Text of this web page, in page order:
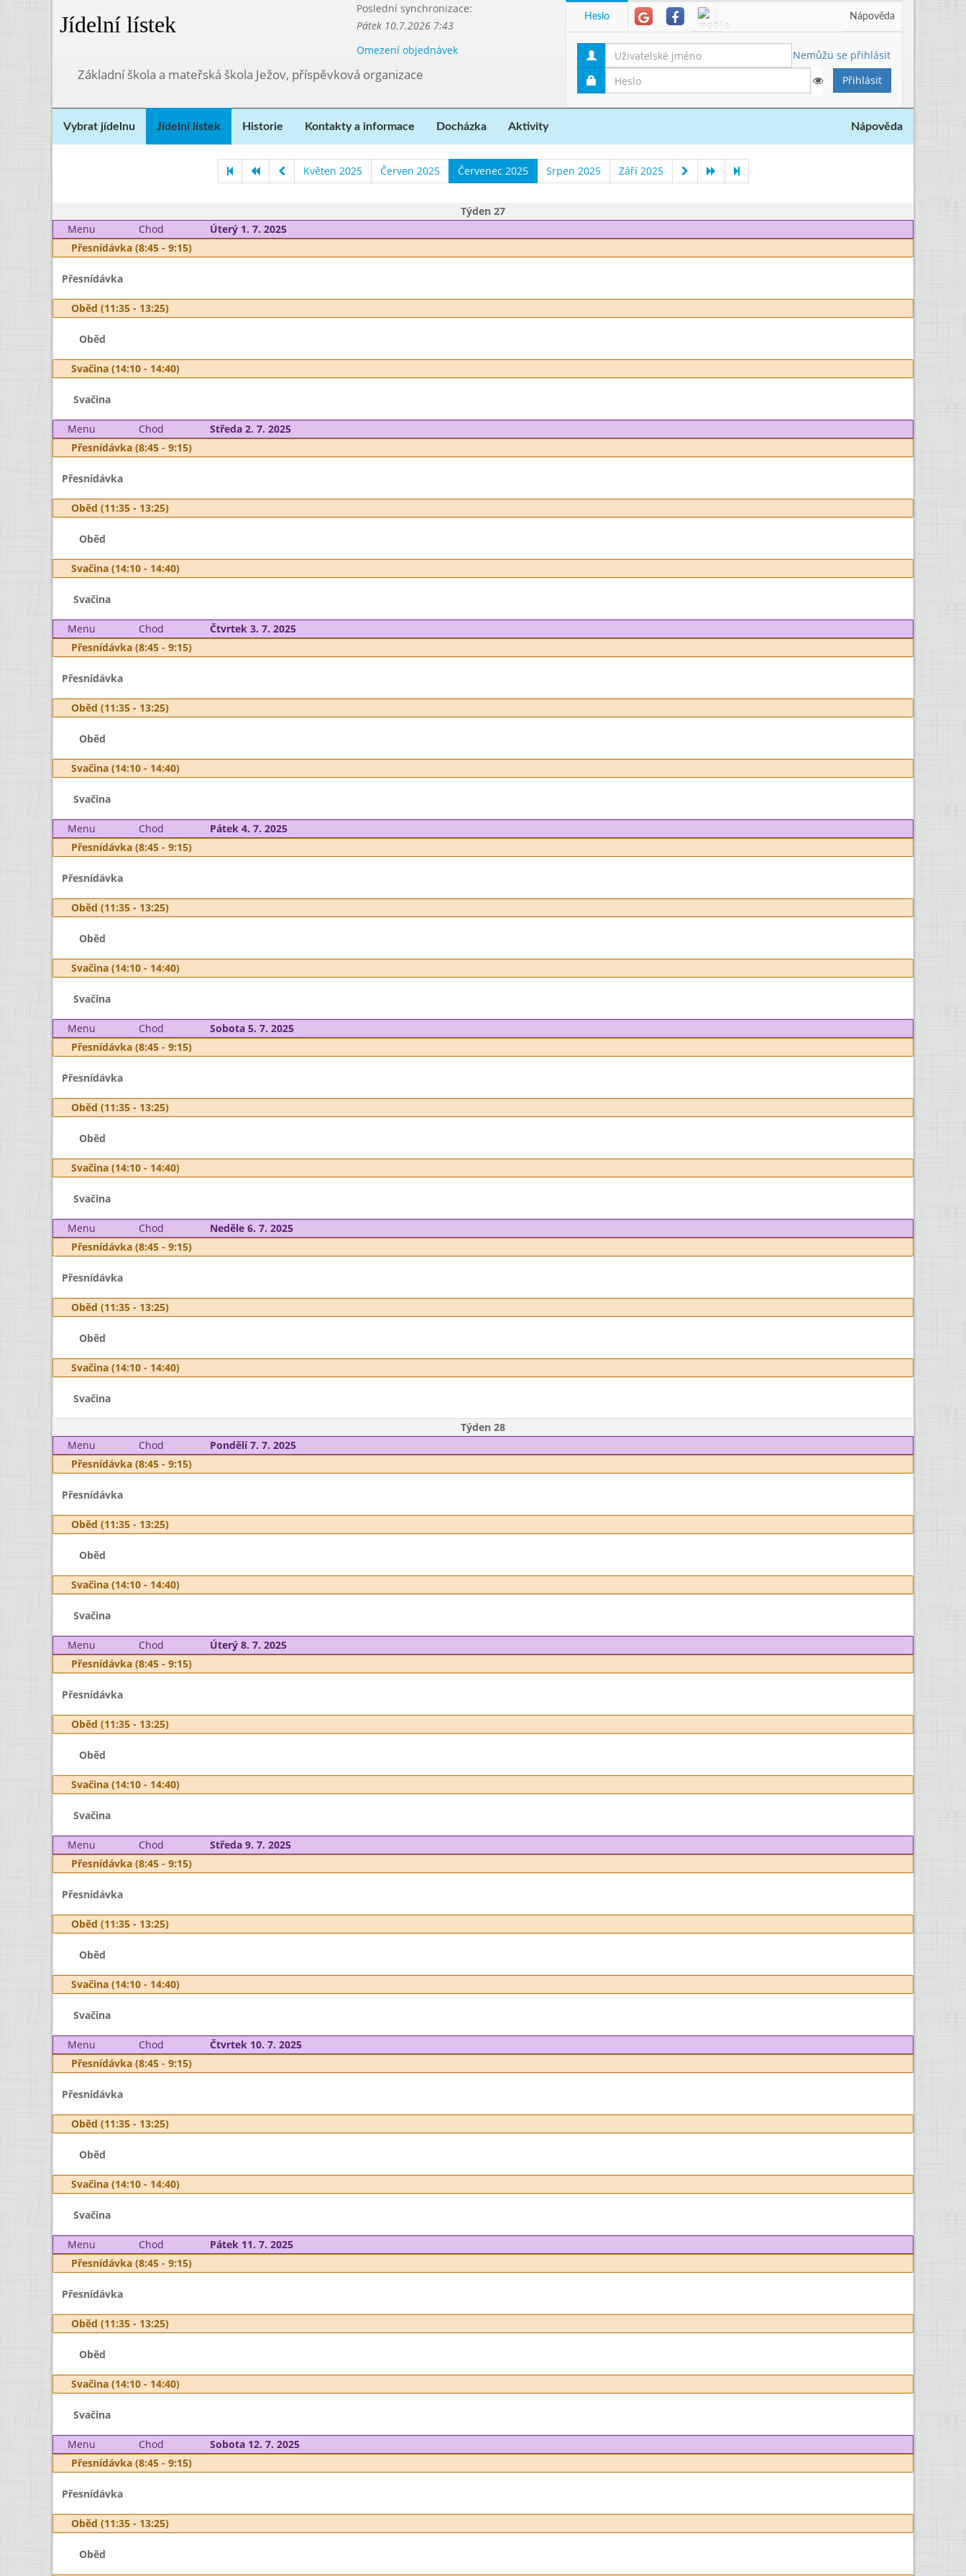
Jídelní lístek
Poslední synchronizace:
Pátek 10.7.2026 7:43
Omezení objednávek
Základní škola a mateřská škola Ježov, příspěvková organizace
Heslo Nápověda
Nemůžu se přihlásit
Vybrat jídelnu Jídelní lístek Historie Kontakty a informace Docházka Aktivity Nápověda
Květen 2025 Červen 2025 Červenec 2025 Srpen 2025 Září 2025
Týden 27
Menu
Chod
Úterý 1. 7. 2025
Přesnídávka (8:45 - 9:15)
Přesnídávka
Oběd (11:35 - 13:25)
Oběd
Svačina (14:10 - 14:40)
Svačina
Menu Chod
Středa 2. 7. 2025
Přesnídávka (8:45 - 9:15)
Přesnídávka
Oběd (11:35 - 13:25)
Oběd
Svačina (14:10 - 14:40)
Svačina
Menu Chod
Čtvrtek 3. 7. 2025
Přesnídávka (8:45 - 9:15)
Přesnídávka
Oběd (11:35 - 13:25)
Oběd
Svačina (14:10 - 14:40)
Svačina
Menu Chod
Pátek 4. 7. 2025
Přesnídávka (8:45 - 9:15)
Přesnídávka
Oběd (11:35 - 13:25)
Oběd
Svačina (14:10 - 14:40)
Svačina
Menu Chod
Sobota 5. 7. 2025
Přesnídávka (8:45 - 9:15)
Přesnídávka
Oběd (11:35 - 13:25)
Oběd
Svačina (14:10 - 14:40)
Svačina
Menu Chod
Neděle 6. 7. 2025
Přesnídávka (8:45 - 9:15)
Přesnídávka
Oběd (11:35 - 13:25)
Oběd
Svačina (14:10 - 14:40)
Svačina
Týden 28
Menu
Chod
Pondělí 7. 7. 2025
Přesnídávka (8:45 - 9:15)
Přesnídávka
Oběd (11:35 - 13:25)
Oběd
Svačina (14:10 - 14:40)
Svačina
Menu Chod
Úterý 8. 7. 2025
Přesnídávka (8:45 - 9:15)
Přesnídávka
Oběd (11:35 - 13:25)
Oběd
Svačina (14:10 - 14:40)
Svačina
Menu Chod
Středa 9. 7. 2025
Přesnídávka (8:45 - 9:15)
Přesnídávka
Oběd (11:35 - 13:25)
Oběd
Svačina (14:10 - 14:40)
Svačina
Menu Chod
Čtvrtek 10. 7. 2025
Přesnídávka (8:45 - 9:15)
Přesnídávka
Oběd (11:35 - 13:25)
Oběd
Svačina (14:10 - 14:40)
Svačina
Menu Chod
Pátek 11. 7. 2025
Přesnídávka (8:45 - 9:15)
Přesnídávka
Oběd (11:35 - 13:25)
Oběd
Svačina (14:10 - 14:40)
Svačina
Menu Chod
Sobota 12. 7. 2025
Přesnídávka (8:45 - 9:15)
Přesnídávka
Oběd (11:35 - 13:25)
Oběd